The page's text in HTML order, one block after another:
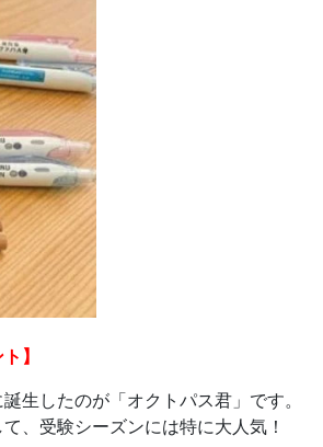
】
生したのが「オクトパス君」です。
、受験シーズンには特に大人気！